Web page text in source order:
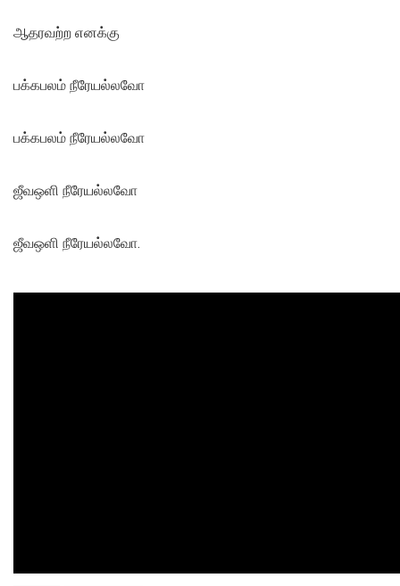
ஆதரவற்ற எனக்கு
பக்கபலம் நீரேயல்லவோ
பக்கபலம் நீரேயல்லவோ
ஜீவஒளி நீரேயல்லவோ
ஜீவஒளி நீரேயல்லவோ.